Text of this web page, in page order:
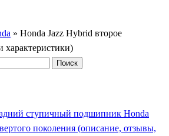
» Honda Jazz Hybrid второе
характеристики)
ступичный подшипник Honda
поколения (описание, отзывы,